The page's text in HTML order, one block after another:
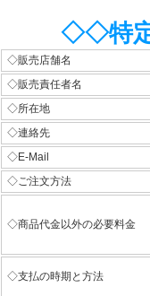
◇◇特
◇販売店舗名
◇販売責任者名
◇所在地
◇連絡先
◇E-Mail
◇ご注文方法
◇商品代金以外の必要料金
◇支払の時期と方法